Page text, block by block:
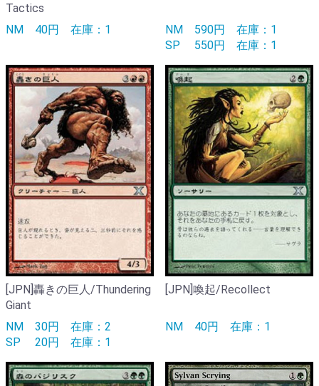
Tactics
NM 40円 在庫：1 NM 590円 在庫：1
SP
550円 在庫：1
[JPN]轟きの巨人/Thundering
Giant
NM 30円 在庫：2
SP
20円 在庫：1
[JPN]喚起/Recollect
NM 40円 在庫：1